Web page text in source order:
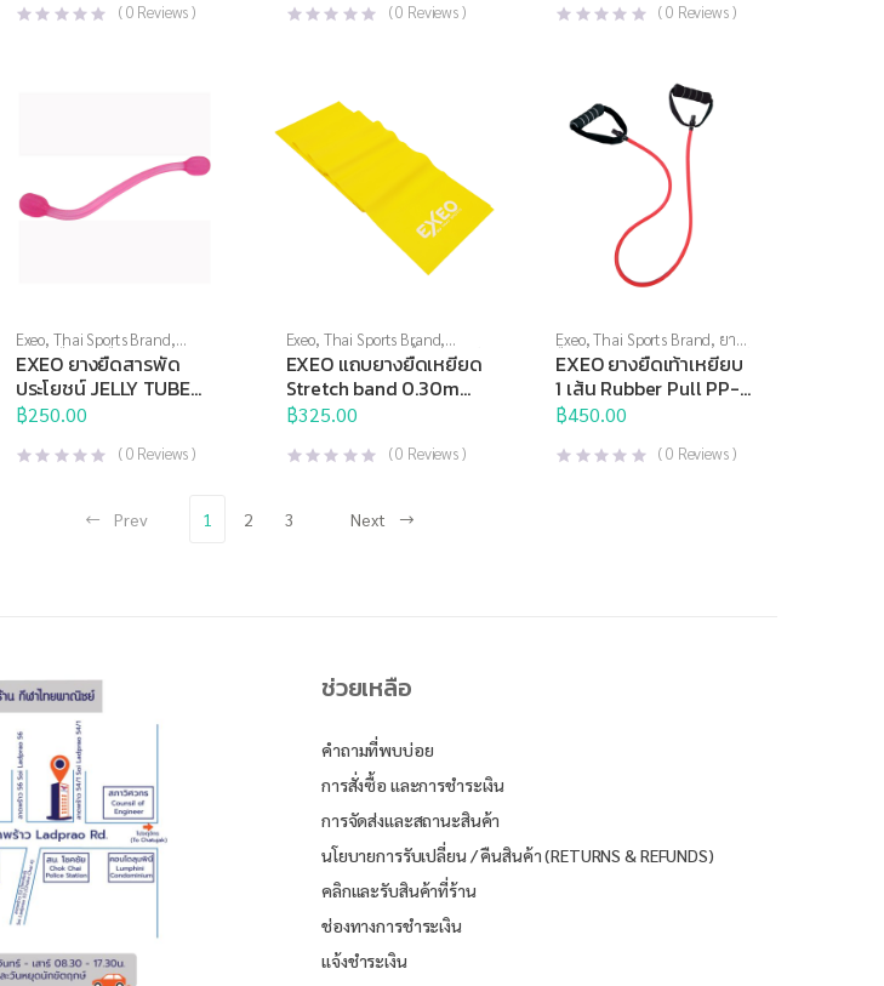
was:
is:
(0 Reviews ) (0 Reviews )
was:
is:
(0 Reviews )
Exeo, Thai Sports Brand,
บริหารมือ,ยางยืด,สร้างกล้าม
เนื้อ,อุปกรณ์คลายกล้ามเนื้อ
อุปกรณ์บริหารกาย,อุปกรณ์ยืด
เหยียด,อุปกรณ์สุขภาพเพื่อผู้สูง
วัย
EXEO ยางยืดสารพัด
ประโยชน์ JELLY TUBE
DP-0936 Light (ชมพู)
฿250.00
(0 Reviews )
Exeo, Thai Sports Brand,
อุปกรณ์คลายกล้ามเนื้อ,อุปกรณ์
ยืดเหยียด,อุปกรณ์เพื่อสุขภาพ,
โยคะ และพิลาทิสต์
EXEO แถบยางยืดเหยียด
Stretch band 0.30mm.
180 cm.
฿325.00
(0 Reviews )
Exeo,Thai Sports Brand, ยาง
ยืด,อุปกรณ์บริหารกาย, อุปกรณ์
ยืดเหยียด,อุปกรณ์เพื่อสุขภาพ
EXEO ยางยืดเท้าเหยียบ
1 เส้น Rubber Pull PP-
0994
฿450.00
(0 Reviews )
Prev 1 2 3 Next
ช่วยเหลือ
คำถามที่พบบ่อย
การสั่งซื้อ และการชำระเงิน
การจัดส่งและสถานะสินค้า
นโยบายการรับเปลี่ยน / คืนสินค้า (RETURNS & REFUNDS)
คลิกและรับสินค้าที่ร้าน
ช่องทางการชำระเงิน
แจ้งชำระเงิน